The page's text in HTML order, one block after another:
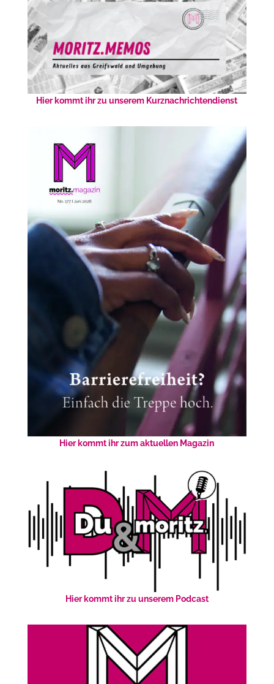
Hier kommt ihr zu unserem Kurznachrichtendienst
Hier kommt ihr zum aktuellen Magazin
Hier kommt ihr zu unserem Podcast